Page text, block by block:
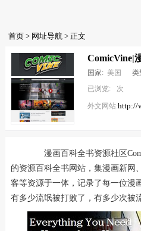
首页> 网址导航> 正文
ComicVine|
国家: 美国 类
已浏览:
次
外文网站:http://
漫画百科全书资源社区
的资源百科全书网站，集漫画新网
客等资源于一体，记录了每一位漫
有多少流氓被打败了，有多少次被